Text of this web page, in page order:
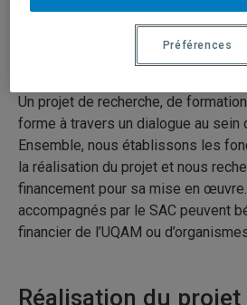
Définition du projet
de financement
Un projet de recherche, de
forme à travers un dialogue au sein
Ensemble, nous établissons les
la réalisation du projet et nous
financement pour sa mise en
accompagnés par le SAC peuvent
financier de l’UQAM ou
Réalisation du projet
Préférences